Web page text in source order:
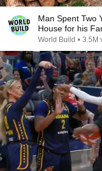
Man Spent Two
House for his
@bjornbrenton
World Build • 3.5M